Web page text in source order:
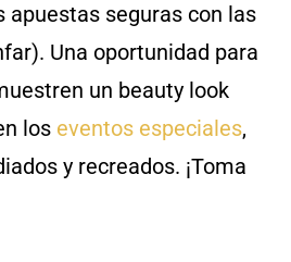
apuestas seguras con las
Una oportunidad para
un beauty look
los eventos especiales,
y recreados. ¡Toma